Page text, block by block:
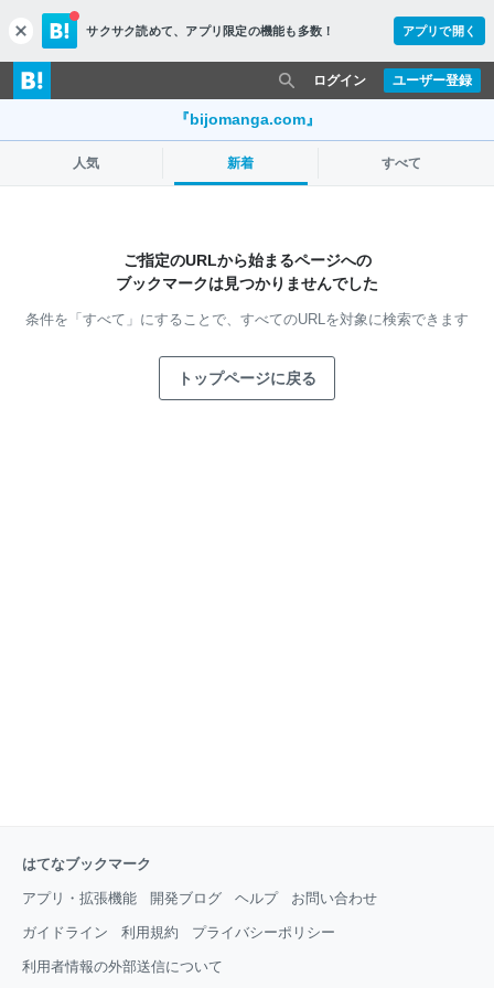
c
l
o
s
サクサク読めて、 アプリ限定の機能も多数！ アプリで開く
ユーザー登録
ログイン
『bijomanga.com』
人気 新着 すべて
ご指定のURLから始まるページへの
ブックマークは見つかりませんでした
条件を「すべて」にすることで、 すべてのURLを対象に検索できます
トップページに戻る
はてなブックマーク
アプリ・拡張機能 開発ブログ ヘルプ お問い合わせ
ガイドライン 利用規約 プライバシーポリシー
利用者情報の外部送信について